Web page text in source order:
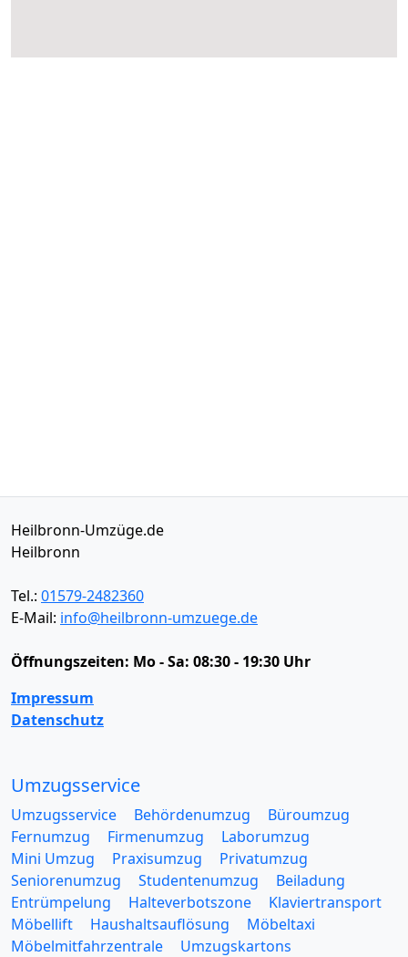
Heilbronn-Umzüge.de
Heilbronn
Tel.: 01579-2482360
E-Mail: info@heilbronn-umzuege.de
Öffnungszeiten: Mo - Sa: 08:30 - 19:30 Uhr
Impressum
Datenschutz
Umzugsservice
Umzugsservice Behördenumzug
Büroumzug
Fernumzug
Firmenumzug
Laborumzug
Mini Umzug
Praxisumzug
Privatumzug
Seniorenumzug
Studentenumzug
Beiladung
Entrümpelung
Halteverbotszone
Klaviertransport
Möbellift
Haushaltsauflösung
Möbeltaxi
Möbelmitfahrzentrale
Umzugskartons